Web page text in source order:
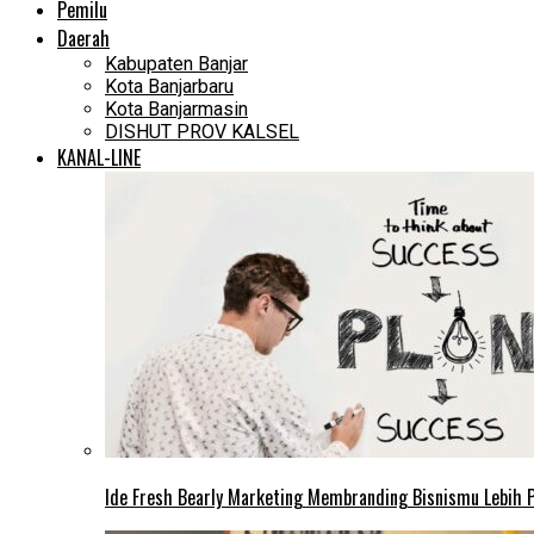
Pemilu
Daerah
Kabupaten Banjar
Kota Banjarbaru
Kota Banjarmasin
DISHUT PROV KALSEL
KANAL-LINE
Ide Fresh Bearly Marketing Membranding Bisnismu Lebih